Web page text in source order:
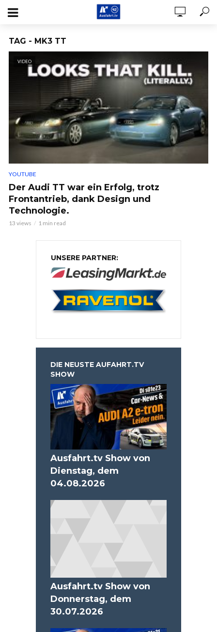
TAG - MK3 TT
VIDEO
YOUTUBE
Der Audi TT war ein Erfolg, trotz
Frontantrieb, dank Design und
Technologie.
13 views 1 min read
UNSERE PARTNER:
DIE NEUSTE AUFAHRT.TV
SHOW
Ausfahrt.tv Show von
Dienstag, dem
04.08.2026
Ausfahrt.tv Show von
Donnerstag, dem
30.07.2026